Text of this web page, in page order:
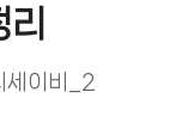
세이비_2